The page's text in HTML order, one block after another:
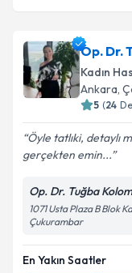
Op. Dr.
Kadın
Ankara,
5 (24
Öyle tatlıki, detaylı
gerçekten emin...
Op. Dr. Tuğba
1071 Usta Plaza B Blok
Çukurambar
En Yakın Saatler